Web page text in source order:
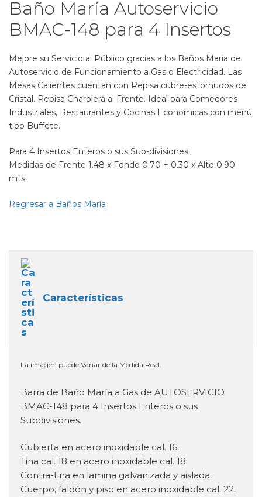
Baño María Autoservicio
BMAC-148 para 4 Insertos
Mejore su Servicio al Público gracias a los Baños Maria de
Autoservicio de Funcionamiento a Gas o Electricidad. Las
Mesas Calientes cuentan con Repisa cubre-estornudos de
Cristal. Repisa Charolera al Frente. Ideal para Comedores
Industriales, Restaurantes y Cocinas Económicas con menú
tipo Buffete.
Para 4 Insertos Enteros o sus Sub-divisiones.
Medidas de Frente 1.48 x Fondo 0.70 + 0.30 x Alto 0.90
mts.
Regresar a Baños María
Características
La imagen puede Variar de la Medida Real.
Barra de Baño María a Gas de AUTOSERVICIO
BMAC-148 para 4 Insertos Enteros o sus
Subdivisiones.
Cubierta en acero inoxidable cal. 16.
Tina cal. 18 en acero inoxidable cal. 18.
Contra-tina en lamina galvanizada y aislada.
Cuerpo, faldón y piso en acero inoxidable cal. 22.